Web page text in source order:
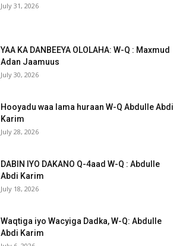
July 31, 2026
YAA KA DANBEEYA OLOLAHA: W-Q : Maxmud
Adan Jaamuus
July 30, 2026
Hooyadu waa lama huraan W-Q Abdulle Abdi
Karim
July 28, 2026
DABIN IYO DAKANO Q-4aad W-Q : Abdulle
Abdi Karim
July 18, 2026
Waqtiga iyo Wacyiga Dadka, W-Q: Abdulle
Abdi Karim